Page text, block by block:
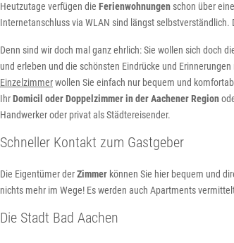
Heutzutage verfügen die Ferienwohnungen schon über
Internetanschluss via WLAN sind längst
Denn sind wir doch mal ganz ehrlich: Sie wollen sich doch
und erleben und die schönsten Eindrücke und
Einzelzimmerwollen Sie einfach nur bequem und
IhrDomicil oder Doppelzimmer in der Aachener Region
Handwerker oder privat als Städtereisender.
Schneller Kontakt zum Gastgeber
Die Eigentümer derZimmer können Sie hier bequem und
nichts mehr im Wege! Es werden auch Apartments
Die Stadt Bad Aachen